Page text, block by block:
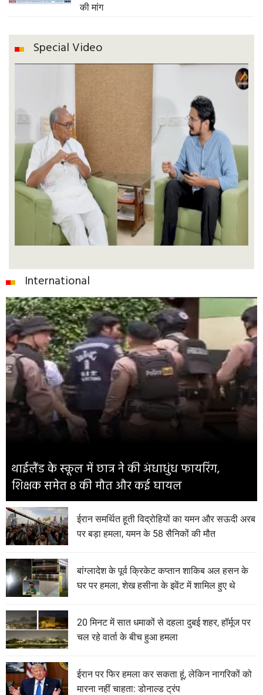
की मांग
Special Video
International
थाईलैंड के स्कूल में छात्र ने की अंधाधुंध फायरिंग,
शिक्षक समेत 8 की मौत और कई घायल
ईरान समर्थित हूती विद्रोहियों का यमन और सऊदी अरब
पर बड़ा हमला, यमन के 58 सैनिकों की मौत
बांग्लादेश के पूर्व क्रिकेट कप्तान शाकिब अल हसन के
घर पर हमला, शेख हसीना के इवेंट में शामिल हुए थे
20 मिनट में सात धमाकों से दहला दुबई शहर, हॉर्मूज पर
चल रहे वार्ता के बीच हुआ हमला
ईरान पर फिर हमला कर सकता हूं, लेकिन नागरिकों को
मारना नहीं चाहता: डोनाल्ड ट्रंप